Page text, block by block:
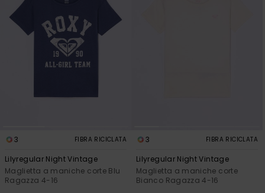
3 FIBRA RICICLATA
Lilyregular Night Vintage
Maglietta a maniche corte Blu
Ragazza 4-16
3 FIBRA RICICLATA
Lilyregular Night Vintage
Maglietta a maniche corte
Bianco Ragazza 4-16